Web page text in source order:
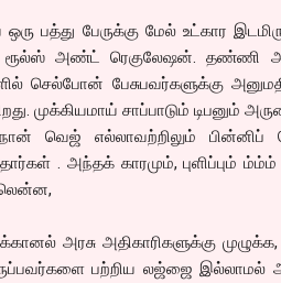
ஒரு பத்து பேருக்கு மேல் உட்கார
ரூல்ஸ் அண்ட் ரெகுலேஷன். தண்ணி
செல்போன் பேசுபவர்களுக்கு
முக்கியமாய் சாப்பாடும் டிபனும்
வெஜ் எல்லாவற்றிலும் பின்னிப்
. அந்தக் காரமும், புளிப்பும்
அரசு அதிகாரிகளுக்கு
பற்றிய லஜ்ஜை இல்லாமல்